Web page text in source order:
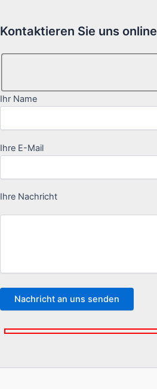
Kontaktieren Sie uns online
Ihr Name
Ihre E-Mail
Ihre Nachricht